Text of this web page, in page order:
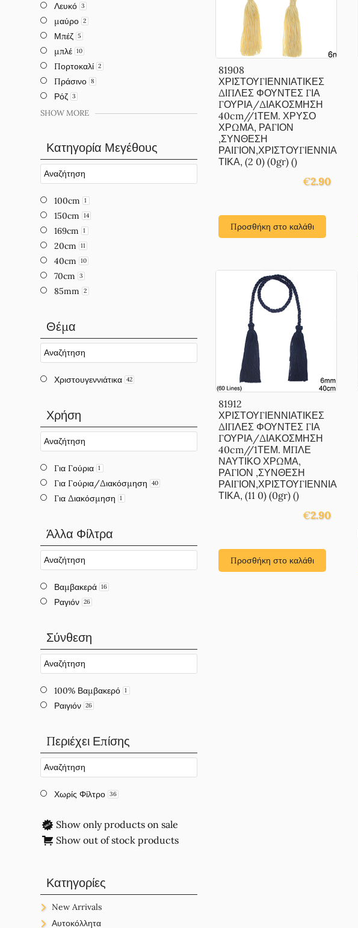
81908
ΧΡΙΣΤΟΥΓΙΕΝΝΙΑΤΙΚΕΣ
ΔΙΠΛΕΣ ΦΟΥΝΤΕΣ ΓΙΑ
ΓΟΥΡΙΑ/ΔΙΑΚΟΣΜΗΣΗ
40cm//1ΤΕΜ. ΧΡΥΣΟ
ΧΡΩΜΑ, ΡΑΓΙΟΝ
,ΣΥΝΘΕΣΗ
ΡΑΙΓΙΟΝ,ΧΡΙΣΤΟΥΓΙΕΝΝΙΑ
ΤΙΚΑ, (2 0) (0gr) ()
€2.90
Προσθήκη στο καλάθι
81912
ΧΡΙΣΤΟΥΓΙΕΝΝΙΑΤΙΚΕΣ
ΔΙΠΛΕΣ ΦΟΥΝΤΕΣ ΓΙΑ
ΓΟΥΡΙΑ/ΔΙΑΚΟΣΜΗΣΗ
40cm//1ΤΕΜ. ΜΠΛΕ
ΝΑΥΤΙΚΟ ΧΡΩΜΑ,
ΡΑΓΙΟΝ ,ΣΥΝΘΕΣΗ
ΡΑΙΓΙΟΝ,ΧΡΙΣΤΟΥΓΙΕΝΝΙΑ
ΤΙΚΑ, (11 0) (0gr) ()
€2.90
Προσθήκη στο καλάθι
Λευκό 3
μαύρο 2
Μπέζ 5
μπλέ 10
Πορτοκαλί 2
Πράσινο 8
Ρόζ 3
SHOW MORE
Κατηγορία Μεγέθους
100cm 1
150cm 14
169cm 1
20cm 11
40cm 10
70cm 3
85mm 2
Θέμα
Χριστουγεννιάτικα 42
Χρήση
Για Γούρια 1
Για Γούρια/Διακόσμηση 40
Για Διακόσμηση 1
Άλλα Φίλτρα
Βαμβακερά 16
Ραγιόν 26
Σύνθεση
100% Βαμβακερό 1
Ραιγιόν 26
Περιέχει Επίσης
Χωρίς Φίλτρο 36
Show only products on sale
Show out of stock products
Κατηγορίες
New Arrivals
New Arrivals
Αυτοκόλλητα